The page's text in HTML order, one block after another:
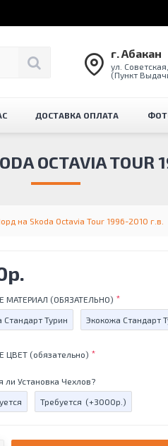
г. Абакан
ул.
(Пункт
ДОСТАВКА ОПЛАТА
на Skoda Octavia Tour 1996-2010 г.в.
OCTAVIA TOUR
МАТЕРИАЛ (ОБЯЗАТЕЛЬНО)
Стандарт Турин Экокожа Стандарт
ЦВЕТ (обязательно)
ли Установка Чехлов?
Требуется (+3000р.)